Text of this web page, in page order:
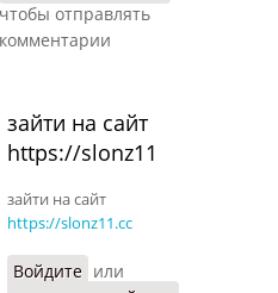
чтобы отправлять
комментарии
зайти на сайт
https://slonz11
зайти на сайт
https://slonz11.cc
Войдите или